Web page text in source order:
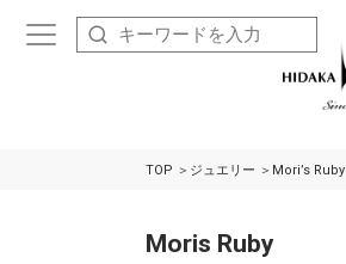
TOP ジュエリー Mori’s Ruby
Moris Ruby